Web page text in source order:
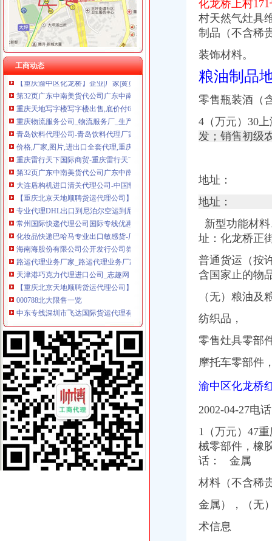
重庆佳技维科技发展有限公司 渝南100万 （进出口权）
工商动态
重庆恒信天地房地产代理有限公司发展战略研究-收费硕士博士论文-论
深圳证券交易所上市公司_焦点_新浪财经_新浪网
广州机场UPS报关代理_志趣网
青岛饮料代理公司-青岛饮料代理厂家-|必途青岛饮料代理公司排行榜
【重庆渝中区化龙桥】企业|厂家|黄页|名录_第3页_顺企网
第32页广东中南美货代公司广东中南美货运代理公司黄页广东中南美
重庆天地写字楼写字楼出售,底价付6万（企业天地进出口食品超市
重庆物流服务公司_物流服务厂_生产厂家企业公司
青岛饮料代理公司-青岛饮料代理厂家-|必途青岛饮料代理公司排行榜
价格,厂家,图片,进出口全套代理,重庆市金利国际货物代理有限
重庆雷行天下国际商贸-重庆雷行天下国际商贸招商|重庆雷行天下国际
第32页广东中南美货代公司广东中南美货运代理公司黄页广东中南美
大连盾构机进口清关代理公司-中国制造交易网
【重庆北京天地顺聘货运代理公司】网点,地址,电话,营业时间-大
专业代理DHL出口到尼泊尔空运到尼泊尔EMS可接液体末,厂家推
常州国际快递代理公司国际专线优惠-常州58同城
化妆品快递巴哈马专业出口敏感货-厂家|供应商-采购国际货物运输出
海南海股份有限公司公开发行公司券募集説明书
路运代理业务厂家_路运代理业务厂家/公司-阿里巴巴公司黄页
天津港巧克力代理进口公司_志趣网
【重庆北京天地顺聘货运代理公司】网点,地址,电话,营业时间-大
000788北大限售一览
中东专线深圳市飞达国际货运代理有限公司有[公司已核实]-搜狐
郑州报关代理黄页、郑州报关代理公司名录、郑州报关代理供应商、
国内速递代理厂家_国内速递代理厂家/公司-阿里巴巴公司黄页
第45页装货货代公司装货货运代理公司黄页装货货代企业查询-
海haiyao品牌代理招商-招商加盟-globrand（全球品牌网）
中原地产免中介费家代理“重庆瑞安天地”-房产新闻-重庆搜狐焦点网
中原地产免中介费家代理“重庆瑞安天地”-房产新闻-重庆搜狐焦点网
重庆地铁隧道项目引进盾构机设备招标报关代理公司
重庆恒信天地房地产代理有限公司发展战略研究-收费硕士博士论文-论
重庆市衣服快递到爱尔兰价格门到门国际包税出口服务（图）-供应信
关于公布国际货物运输代理企业名单的通知-法规库-110网
重庆易亿服装贸易有限公司,主营：服装服饰,箱包设计及销售；品
比利时PP保险杠进口清关代理公司|如何操作_云同盟
广州机场UPS报关代理_志趣网
香港进口花王眼罩清关到重庆】国际进口物流,价格,厂家,供应
重庆进口美国咖啡清关运输到成都需要多长时间【-成都进出口代理】
【重庆北京天地顺聘货运代理公司】网点,地址,电话,营业时间-大
化龙桥上村171
村天然气灶具
制品（不含稀
装饰材料。
粮油制品
零售瓶装酒（
4（万元）30
发；销售初级
地址：
地址：
新型功能材
址：化龙桥正
普通货运（按
含国家止的物
（无）粮油及
纺织品，
零售灶具零部
摩托车零部件
渝中区化龙桥
2002-04-27电
1（万元）47
械零部件， 橡
话： 金属
材料（不含稀
金属），（无
术信息